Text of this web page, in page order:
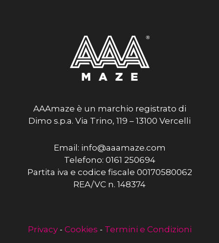
AAAmaze è un marchio registrato di
Dimo s.p.a. Via Trino, 119 – 13100 Vercelli
Email: info@aaamaze.com
Telefono: 0161 250694
Partita iva e codice fiscale 00170580062
REA/VC n. 148374
Privacy- Cookies - Termini e Condizioni